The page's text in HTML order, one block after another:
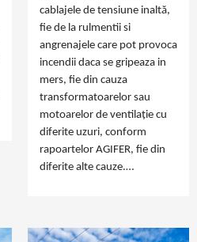
cablajele de tensiune inaltă,
fie de la rulmentii si
angrenajele care pot provoca
incendii daca se gripeaza in
mers, fie din cauza
transformatoarelor sau
motoarelor de ventilație cu
diferite uzuri, conform
rapoartelor AGIFER, fie din
diferite alte cauze.…